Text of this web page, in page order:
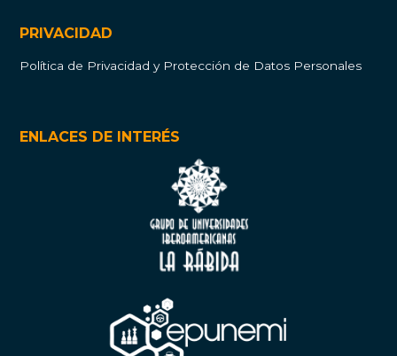
PRIVACIDAD
Política de Privacidad y Protección de Datos Personales
ENLACES DE INTERÉS